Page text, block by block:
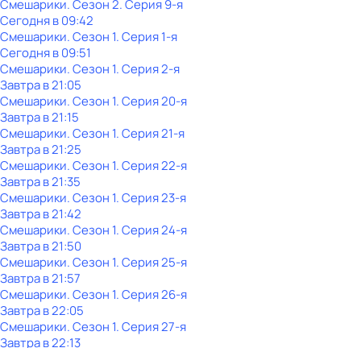
Смешарики. Сезон 2. Серия 9-я
Сегодня в 09:42
Смешарики. Сезон 1. Серия 1-я
Сегодня в 09:51
Смешарики. Сезон 1. Серия 2-я
Завтра в 21:05
Смешарики. Сезон 1. Серия 20-я
Завтра в 21:15
Смешарики. Сезон 1. Серия 21-я
Завтра в 21:25
Смешарики. Сезон 1. Серия 22-я
Завтра в 21:35
Смешарики. Сезон 1. Серия 23-я
Завтра в 21:42
Смешарики. Сезон 1. Серия 24-я
Завтра в 21:50
Смешарики. Сезон 1. Серия 25-я
Завтра в 21:57
Смешарики. Сезон 1. Серия 26-я
Завтра в 22:05
Смешарики. Сезон 1. Серия 27-я
Завтра в 22:13